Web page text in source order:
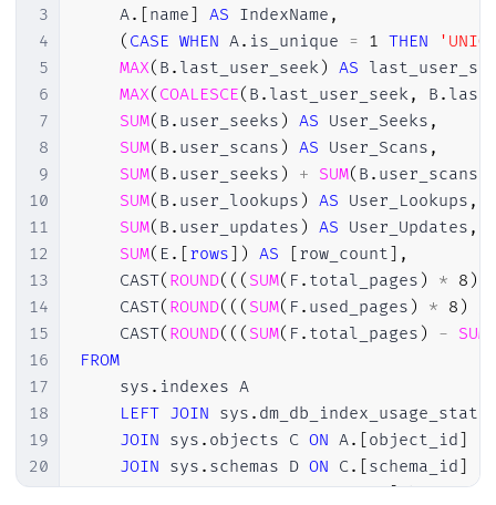
3
4
5
6
7
8
9
10
11
12
13
14
15
16
17
18
19
20
21
    A
. [name] AS IndexName ,
( CASE WHEN A. is_unique = 1 THEN
MAX( B . last_user_seek) AS
MAX( COALESCE( B . last_user_seek, B .
SUM( B . user_seeks ) AS User_Seeks ,
SUM( B . user_scans ) AS User_Scans ,
SUM( B . user_seeks ) + SUM( B . user_scans
SUM( B . user_lookups ) AS User_Lookups ,
SUM( B . user_updates ) AS User_Updates ,
SUM( E . [rows] ) AS [row_count] ,
    CAST
( ROUND( ( ( SUM( F . total_pages ) * 8 )
    CAST
( ROUND( ( ( SUM( F . used_pages ) * 8 )
    CAST
( ROUND( ( ( SUM( F . total_pages ) - SUM
FROM
    sys
. indexes A
LEFT JOIN sys .
JOIN sys . objects C ON A. [object_id]
JOIN sys . schemas D ON C. [schema_id]
JOIN sys.partitions E ON A.[object_id